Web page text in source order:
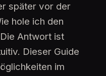
später vor der
hole ich den
Antwort ist
Dieser Guide
im